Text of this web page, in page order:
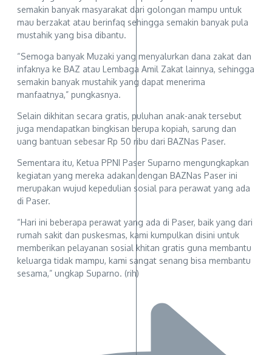
semakin banyak masyarakat dari golongan mampu untuk
mau berzakat atau berinfaq sehingga semakin banyak pula
mustahik yang bisa dibantu.
“Semoga banyak Muzaki yang menyalurkan dana zakat dan
infaknya ke BAZ atau Lembaga Amil Zakat lainnya, sehingga
semakin banyak mustahik yang dapat menerima
manfaatnya,” pungkasnya.
Selain dikhitan secara gratis, puluhan anak-anak tersebut
juga mendapatkan bingkisan berupa kopiah, sarung dan
uang bantuan sebesar Rp 50 ribu dari BAZNas Paser.
Sementara itu, Ketua PPNI Paser Suparno mengungkapkan
kegiatan yang mereka adakan dengan BAZNas Paser ini
merupakan wujud kepedulian sosial para perawat yang ada
di Paser.
“Hari ini beberapa perawat yang ada di Paser, baik yang dari
rumah sakit dan puskesmas, kami kumpulkan disini untuk
memberikan pelayanan sosial khitan gratis guna membantu
keluarga tidak mampu, kami sangat senang bisa membantu
sesama,” ungkap Suparno. (rih)